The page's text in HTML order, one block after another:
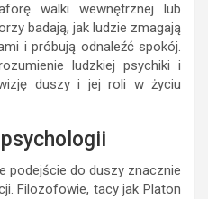
walki wewnętrznej lub
badają, jak ludzie zmagają
i próbują odnaleźć spokój.
ludzkiej psychiki i
duszy i jej roli w życiu
podejście do duszy znacznie
Filozofowie, tacy jak Platon